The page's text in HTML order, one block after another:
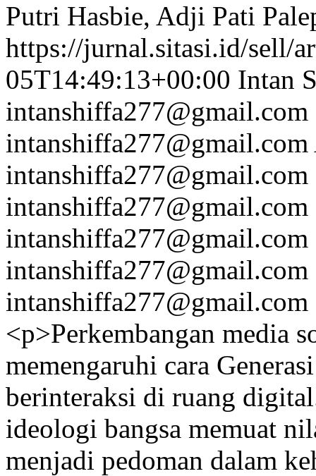
Putri Hasbie, Adji Pati
https://jurnal.sitasi.id/sell/
05T14:49:13+00:00 Intan
intanshiffa277@gmail.com
intanshiffa277@gmail.com
intanshiffa277@gmail.com
intanshiffa277@gmail.com
intanshiffa277@gmail.com
intanshiffa277@gmail.com
intanshiffa277@gmail.com
<p>Perkembangan media
memengaruhi cara
berinteraksi di ruang
ideologi bangsa memuat
menjadi pedoman dalam